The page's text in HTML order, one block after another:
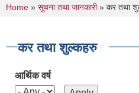
You are here
Home » सूचना तथा जानकारी» कर तथा
कर तथा शुल्कहरु
आर्थिक वर्ष